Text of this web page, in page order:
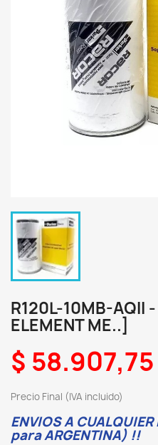
R120L-10MB-AQII
ELEMENT ME..]
$ 58.907,75
Precio Final (IVA incluido)
ENVIOS A
para ARGENTINA) !!